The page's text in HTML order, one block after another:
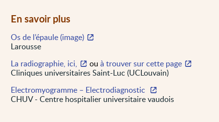
En savoir plus
Os de l’épaule (image)
Larousse
La radiographie, ici,
ouà trouver sur cette page
Cliniques universitaires Saint-Luc (UCLouvain)
Electromyogramme – Electrodiagnostic
CHUV - Centre hospitalier universitaire vaudois